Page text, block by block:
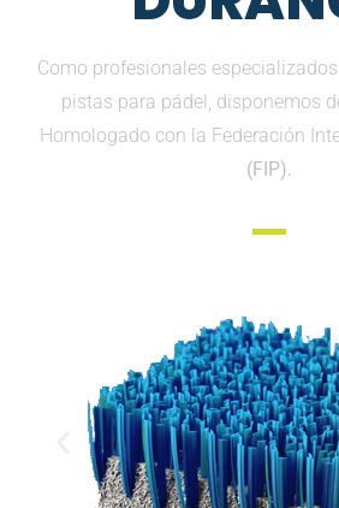
Como profesionales
pistas para pádel, disponemos
Homologado con la Federación
(FIP).